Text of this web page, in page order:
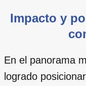
Impacto y
En el panorama
logrado